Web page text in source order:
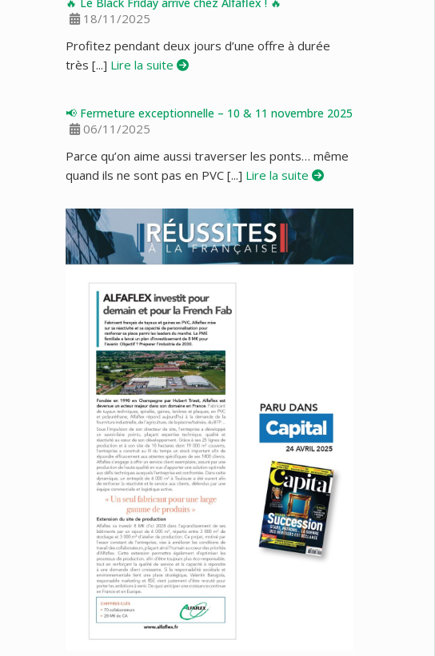
18/11/2025
Profitez pendant deux jours d’une offre à durée
très [...] Lire la suite
📢 Fermeture exceptionnelle – 10 & 11 novembre 2025
06/11/2025
Parce qu’on aime aussi traverser les ponts… même
quand ils ne sont pas en PVC [...] Lire la suite